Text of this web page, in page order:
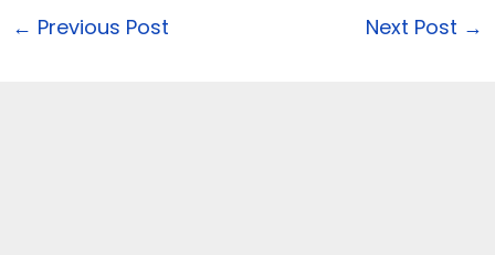
← Previous Post Next Post →